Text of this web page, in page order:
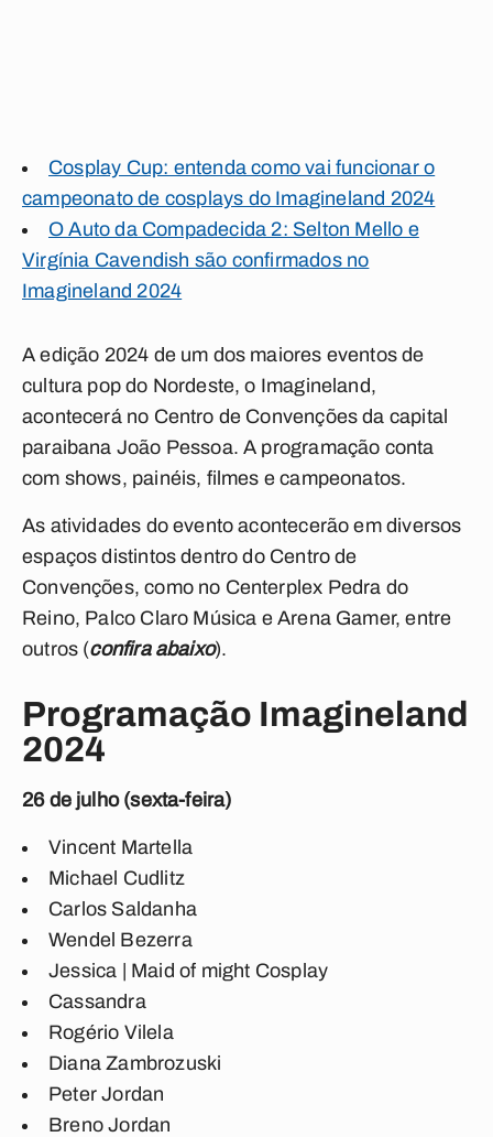
Cosplay Cup: entenda como vai funcionar o
campeonato de cosplays do Imagineland 2024
O Auto da Compadecida 2: Selton Mello e
Virgínia Cavendish são confirmados no
Imagineland 2024
A edição 2024 de um dos maiores eventos de
cultura pop do Nordeste, o Imagineland,
acontecerá no Centro de Convenções da capital
paraibana João Pessoa. A programação conta
com shows, painéis, filmes e campeonatos.
As atividades do evento acontecerão em diversos
espaços distintos dentro do Centro de
Convenções, como no Centerplex Pedra do
Reino, Palco Claro Música e Arena Gamer, entre
outros (confira abaixo).
Programação Imagineland
2024
26 de julho (sexta-feira)
Vincent Martella
Michael Cudlitz
Carlos Saldanha
Wendel Bezerra
Jessica | Maid of might Cosplay
Cassandra
Rogério Vilela
Diana Zambrozuski
Peter Jordan
Breno Jordan